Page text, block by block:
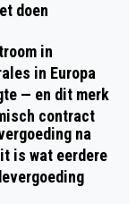
doen
in
in Europa
— en dit merk
contract
na
is wat eerdere